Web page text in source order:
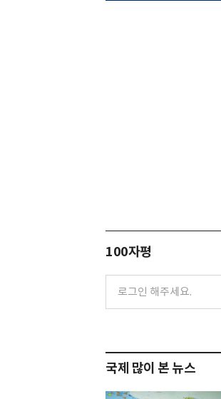
100자평
국제 많이 본 뉴스